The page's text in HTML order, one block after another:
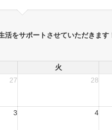
活をサポートさせていただきます
火
27
28
3 4